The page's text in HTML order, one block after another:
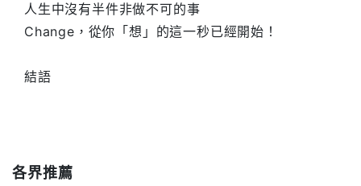
人生中沒有半件非做不可的事
Change，從你「想」的這一秒已經開始！
結語
各界推薦